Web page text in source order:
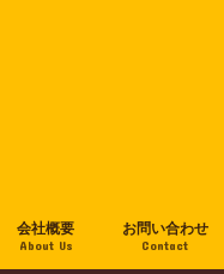
会社概要
About Us
お問い合わせ
Contact